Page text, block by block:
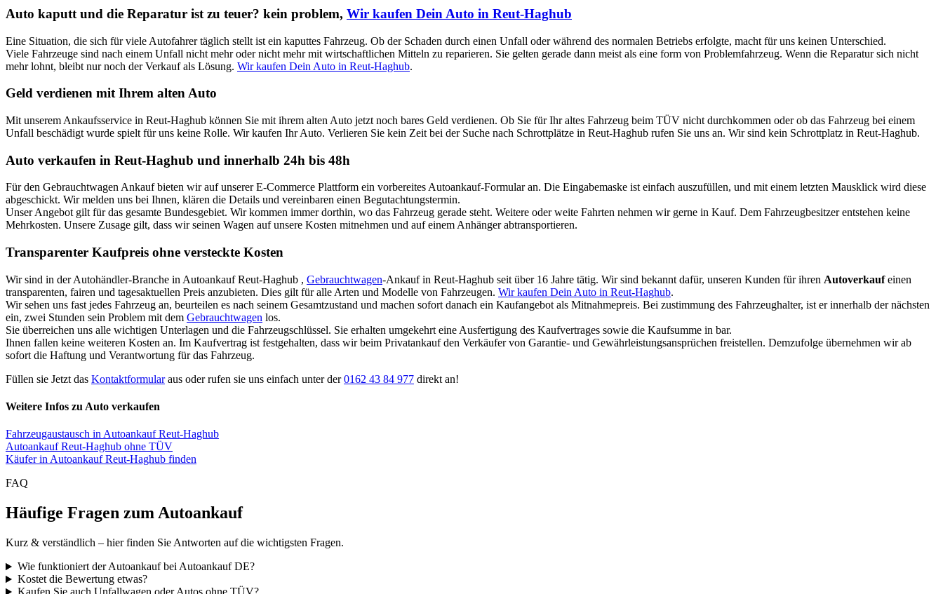
Auto kaputt und die Reparatur ist zu teuer? kein problem, Wir kaufen Dein Auto in Reut-Haghub
Eine Situation, die sich für viele Autofahrer täglich stellt ist ein kaputtes Fahrzeug. Ob der Schaden durch einen Unfall oder während des normalen Betriebs erfolgte, macht für uns keinen Unterschied.
Viele Fahrzeuge sind nach einem Unfall nicht mehr oder nicht mehr mit wirtschaftlichen Mitteln zu reparieren. Sie gelten gerade dann meist als eine form von Problemfahrzeug. Wenn die Reparatur sich nicht
mehr lohnt, bleibt nur noch der Verkauf als Lösung. Wir kaufen Dein Auto in Reut-Haghub.
Geld verdienen mit Ihrem alten Auto
Mit unserem Ankaufsservice in Reut-Haghub können Sie mit ihrem alten Auto jetzt noch bares Geld verdienen. Ob Sie für Ihr altes Fahrzeug beim TÜV nicht durchkommen oder ob das Fahrzeug bei einem
Unfall beschädigt wurde spielt für uns keine Rolle. Wir kaufen Ihr Auto. Verlieren Sie kein Zeit bei der Suche nach Schrottplätze in Reut-Haghub rufen Sie uns an. Wir sind kein Schrottplatz in Reut-Haghub.
Auto verkaufen in Reut-Haghub und innerhalb 24h bis 48h
Für den Gebrauchtwagen Ankauf bieten wir auf unserer E-Commerce Plattform ein vorbereites Autoankauf-Formular an. Die Eingabemaske ist einfach auszufüllen, und mit einem letzten Mausklick wird diese
abgeschickt. Wir melden uns bei Ihnen, klären die Details und vereinbaren einen Begutachtungstermin.
Unser Angebot gilt für das gesamte Bundesgebiet. Wir kommen immer dorthin, wo das Fahrzeug gerade steht. Weitere oder weite Fahrten nehmen wir gerne in Kauf. Dem Fahrzeugbesitzer entstehen keine
Mehrkosten. Unsere Zusage gilt, dass wir seinen Wagen auf unsere Kosten mitnehmen und auf einem Anhänger abtransportieren.
Transparenter Kaufpreis ohne versteckte Kosten
Wir sind in der Autohändler-Branche in Autoankauf Reut-Haghub , Gebrauchtwagen-Ankauf in Reut-Haghub seit über 16 Jahre tätig. Wir sind bekannt dafür, unseren Kunden für ihren Autoverkaufeinen
transparenten, fairen und tagesaktuellen Preis anzubieten. Dies gilt für alle Arten und Modelle von Fahrzeugen. Wir kaufen Dein Auto in Reut-Haghub.
Wir sehen uns fast jedes Fahrzeug an, beurteilen es nach seinem Gesamtzustand und machen sofort danach ein Kaufangebot als Mitnahmepreis. Bei zustimmung des Fahrzeughalter, ist er innerhalb der nächsten
ein, zwei Stunden sein Problem mit dem Gebrauchtwagen los.
Sie überreichen uns alle wichtigen Unterlagen und die Fahrzeugschlüssel. Sie erhalten umgekehrt eine Ausfertigung des Kaufvertrages sowie die Kaufsumme in bar.
Ihnen fallen keine weiteren Kosten an. Im Kaufvertrag ist festgehalten, dass wir beim Privatankauf den Verkäufer von Garantie- und Gewährleistungsansprüchen freistellen. Demzufolge übernehmen wir ab
sofort die Haftung und Verantwortung für das Fahrzeug.
Füllen sie Jetzt das Kontaktformularaus oder rufen sie uns einfach unter der0162 43 84 977 direkt an!
Weitere Infos zu Auto verkaufen
Fahrzeugaustausch in Autoankauf Reut-Haghub
Autoankauf Reut-Haghub ohne TÜV
Käufer in Autoankauf Reut-Haghub finden
FAQ
Häufige Fragen zum Autoankauf
Kurz & verständlich – hier finden Sie Antworten auf die wichtigsten Fragen.
Wie funktioniert der Autoankauf bei Autoankauf DE?
Kostet die Bewertung etwas?